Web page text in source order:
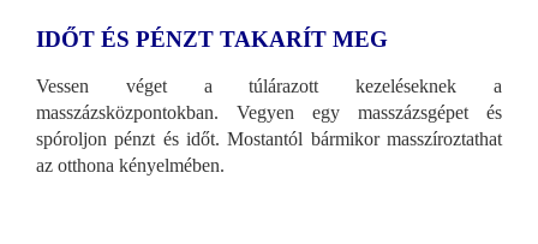
IDŐT ÉS PÉNZT TAKARÍT MEG
Vessen véget a túlárazott kezeléseknek a
masszázsközpontokban. Vegyen egy masszázsgépet és
spóroljon pénzt és időt. Mostantól bármikor masszíroztathat
az otthona kényelmében.